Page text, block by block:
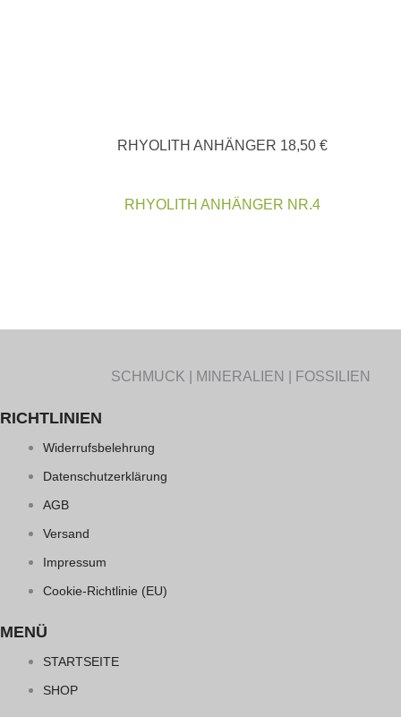
RHYOLITH ANHÄNGER NR.4
RHYOLITH ANHÄNGER 18,50 €
SCHMUCK | MINERALIEN | FOSSILIEN
RICHTLINIEN
Widerrufsbelehrung
Datenschutzerklärung
AGB
Versand
Impressum
Cookie-Richtlinie (EU)
MENÜ
STARTSEITE
SHOP